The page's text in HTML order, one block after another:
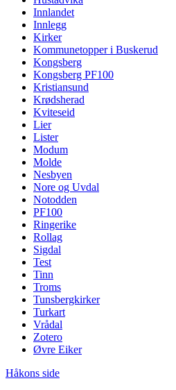
Innlandet
Innlegg
Kirker
Kommunetopper i Buskerud
Kongsberg
Kongsberg PF100
Kristiansund
Krødsherad
Kviteseid
Lier
Lister
Modum
Molde
Nesbyen
Nore og Uvdal
Notodden
PF100
Ringerike
Rollag
Sigdal
Test
Tinn
Troms
Tunsbergkirker
Turkart
Vrådal
Zotero
Øvre Eiker
Håkons side